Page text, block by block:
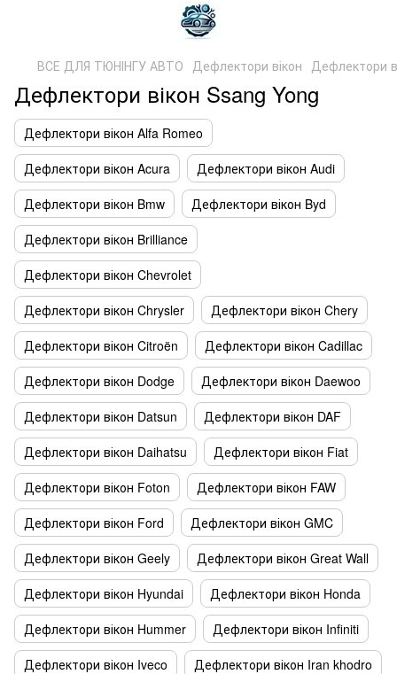
ВСЕ ДЛЯ ТЮНІНГУ АВТО Дефлектори вікон Дефлектори
Дефлектори вікон Ssang Yong
Дефлектори вікон Alfa Romeo
Дефлектори вікон Acura
Дефлектори вікон Audi
Дефлектори вікон Bmw
Дефлектори вікон Byd
Дефлектори вікон Brilliance
Дефлектори вікон Chevrolet
Дефлектори вікон Chrysler
Дефлектори вікон Chery
Дефлектори вікон Citroën
Дефлектори вікон Cadillac
Дефлектори вікон Dodge
Дефлектори вікон Daewoo
Дефлектори вікон Datsun
Дефлектори вікон DAF
Дефлектори вікон Daihatsu
Дефлектори вікон Fiat
Дефлектори вікон Foton
Дефлектори вікон FAW
Дефлектори вікон Ford
Дефлектори вікон GMC
Дефлектори вікон Geely
Дефлектори вікон Great Wall
Дефлектори вікон Hyundai
Дефлектори вікон Honda
Дефлектори вікон Hummer
Дефлектори вікон Infiniti
Дефлектори вікон Iveco
Дефлектори вікон Iran khodro